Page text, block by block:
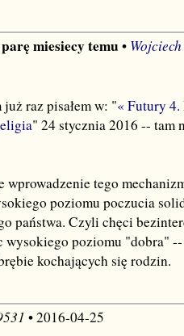
miesiecy temu•
raz pisałem w: "« Futury 4.
" 24 stycznia 2016 -- tam
wprowadzenie tego
poziomu poczucia
państwa. Czyli chęci
wysokiego poziomu "dobra"
kochających się rodzin.
• 2016-04-25